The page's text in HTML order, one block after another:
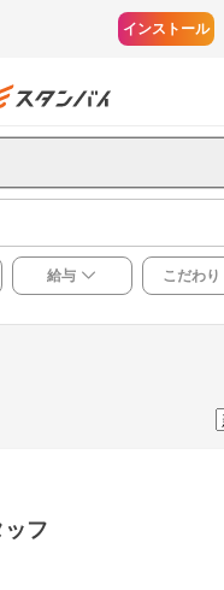
インストール
給与 こだわり
フ